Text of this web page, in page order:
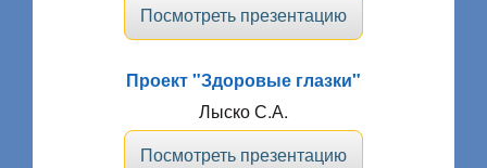
Посмотреть презентацию
Проект "Здоровые глазки"
Лыско С.А.
Посмотреть презентацию